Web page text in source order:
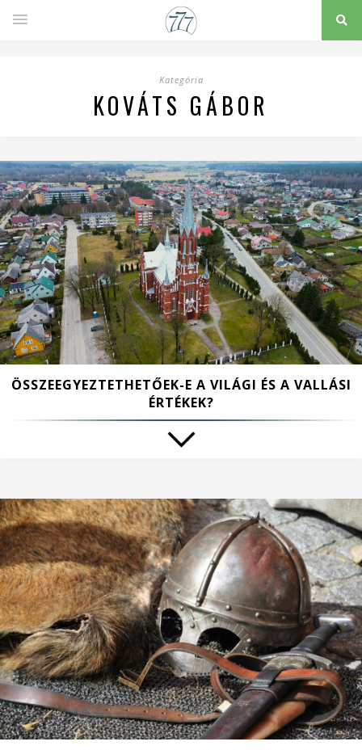
Kategória
KOVÁTS GÁBOR
ÖSSZEEGYEZTETHETŐEK-E A VILÁGI ÉS A VALLÁSI
ÉRTÉKEK?